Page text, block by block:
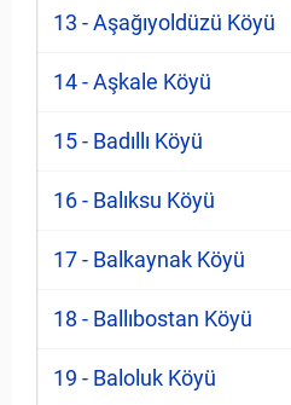
13 - Aşağıyoldüzü Köyü
14 - Aşkale Köyü
15 - Badıllı Köyü
16 - Balıksu Köyü
17 - Balkaynak Köyü
18 - Ballıbostan Köyü
19 - Baloluk Köyü